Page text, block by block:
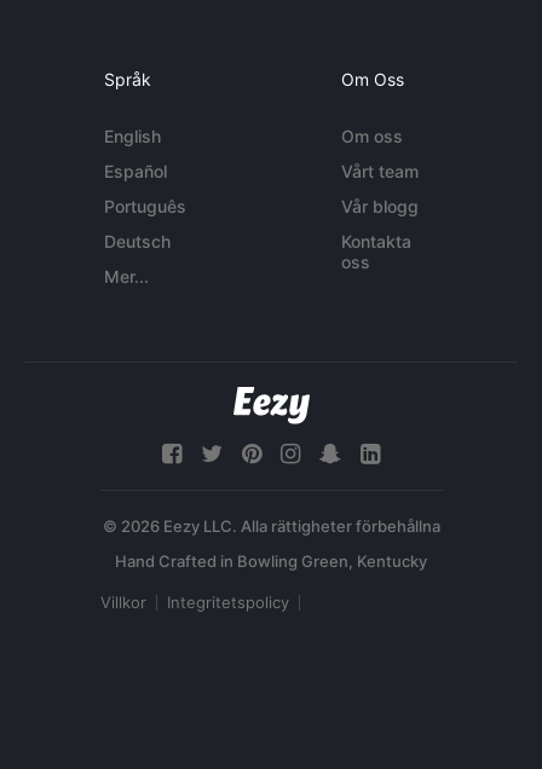
Språk
English
Español
Português
Deutsch
Mer...
Om Oss
Om oss
Vårt team
Vår blogg
Kontakta
oss
© 2026 Eezy LLC. Alla rättigheter förbehållna
Villkor Integritetspolicy